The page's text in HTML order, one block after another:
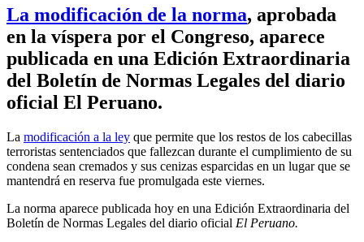
La modificación de la norma, aprobada
en la víspera por el Congreso, aparece
publicada en una Edición Extraordinaria
del Boletín de Normas Legales del diario
oficial El Peruano.
La modificación a la ley que permite que los restos de los cabecillas
terroristas sentenciados que fallezcan durante el cumplimiento de su
condena sean cremados y sus cenizas esparcidas en un lugar que se
mantendrá en reserva fue promulgada este viernes.
La norma aparece publicada hoy en una Edición Extraordinaria del
Boletín de Normas Legales del diario oficial El Peruano.